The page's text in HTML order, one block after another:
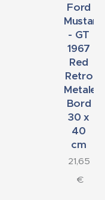
Ford
Mustang
- GT
1967
Red
Retro
Metalen
Bord
30 x
40
cm
21,65
€